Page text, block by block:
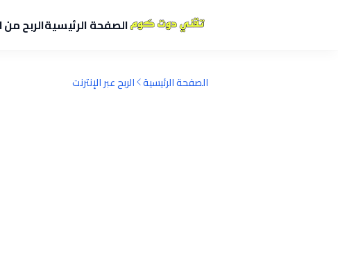
الصفحة الرئيسيةالربح من
الصفحة الرئيسية الربح عبر الإنترنت